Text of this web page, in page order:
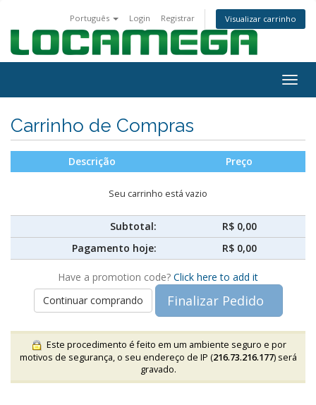
Português Login Registrar Visualizar carrinho
Carrinho de Compras
Descrição Preço
Seu carrinho está vazio
Subtotal:
R$ 0,00
Pagamento hoje:
R$ 0,00
Have a promotion code? Click here to add it
Continuar comprando
Finalizar Pedido
Este procedimento é feito em um ambiente seguro e por
motivos de segurança, o seu endereço de IP (216.73.216.177) será
gravado.